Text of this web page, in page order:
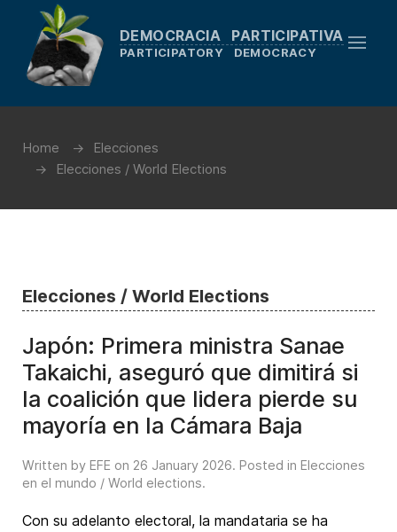
DEMOCRACIA PARTICIPATIVA
PARTICIPATORY DEMOCRACY
Home
Elecciones
Elecciones / World Elections
Elecciones / World Elections
Japón: Primera ministra Sanae
Takaichi, aseguró que dimitirá si
la coalición que lidera pierde su
mayoría en la Cámara Baja
Written by EFE on 26 January 2026. Posted in Elecciones
en el mundo / World elections.
Con su adelanto electoral, la mandataria se ha